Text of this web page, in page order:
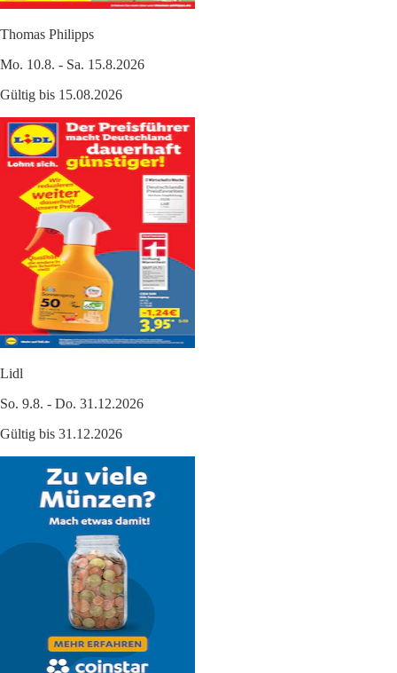
Thomas Philipps
Mo. 10.8. - Sa. 15.8.2026
Gültig bis 15.08.2026
Lidl
So. 9.8. - Do. 31.12.2026
Gültig bis 31.12.2026